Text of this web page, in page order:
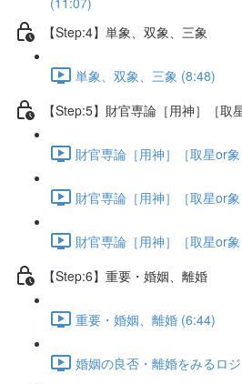
【Step:4】単象、双象、三象
単象、双象、三象 (8:48)
【Step:5】財官専論［用神］［取
財官専論［用神］［取星or
財官専論［用神］［取星or
財官専論［用神］［取星or
【Step:6】重要・婚姻、離婚
重要・婚姻、離婚 (6:44)
婚姻の良否・離婚をみるロ